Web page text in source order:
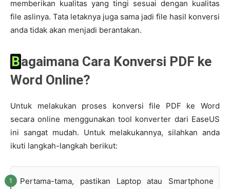
memberikan kualitas yang tingi sesuai dengan kualitas
file aslinya. Tata letaknya juga sama jadi file hasil konversi
anda tidak akan menjadi berantakan.
Bagaimana Cara Konversi PDF ke
Word Online?
Untuk melakukan proses konversi file PDF ke Word
secara online menggunakan tool konverter dari EaseUS
ini sangat mudah. Untuk melakukannya, silahkan anda
ikuti langkah-langkah berikut:
Pertama-tama, pastikan Laptop atau Smartphone